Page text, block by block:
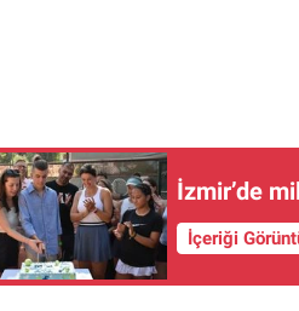
İzmir’de
İçeriği